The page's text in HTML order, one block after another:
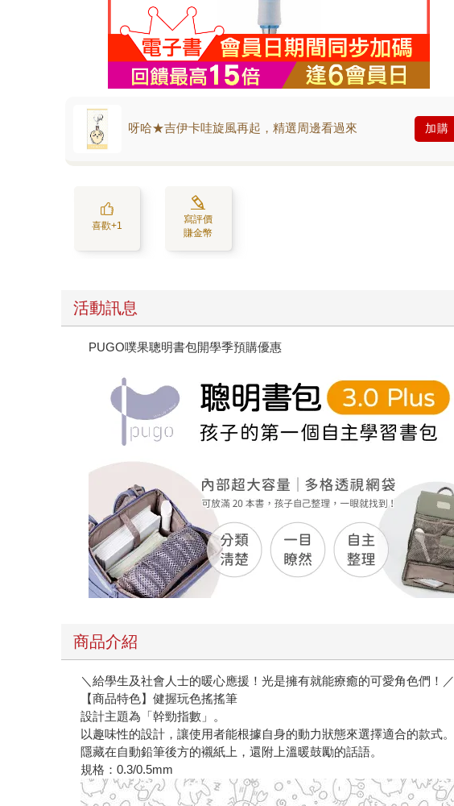
呀哈★吉伊卡哇旋風再起，精選周邊看過來 加購
喜歡+1
寫評價
賺金幣
活動訊息
PUGO噗果聰明書包開學季預購優惠
商品介紹
＼給學生及社會人士的暖心應援！光是擁有就能療癒的可愛角色們！／
【商品特色】健握玩色搖搖筆
設計主題為「幹勁指數」。
以趣味性的設計，讓使用者能根據自身的動力狀態來選擇適合的款式。
隱藏在自動鉛筆後方的襯紙上，還附上溫暖鼓勵的話語。
規格：0.3/0.5mm